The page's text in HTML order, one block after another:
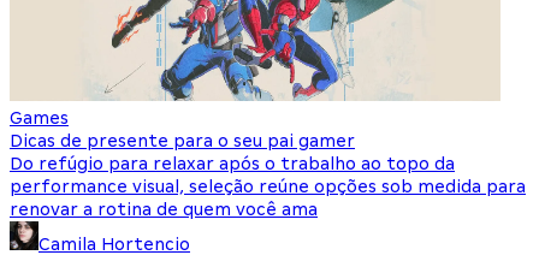
Games
Dicas de presente para o seu pai gamer
Do refúgio para relaxar após o trabalho ao topo da
performance visual, seleção reúne opções sob medida para
renovar a rotina de quem você ama
Camila Hortencio